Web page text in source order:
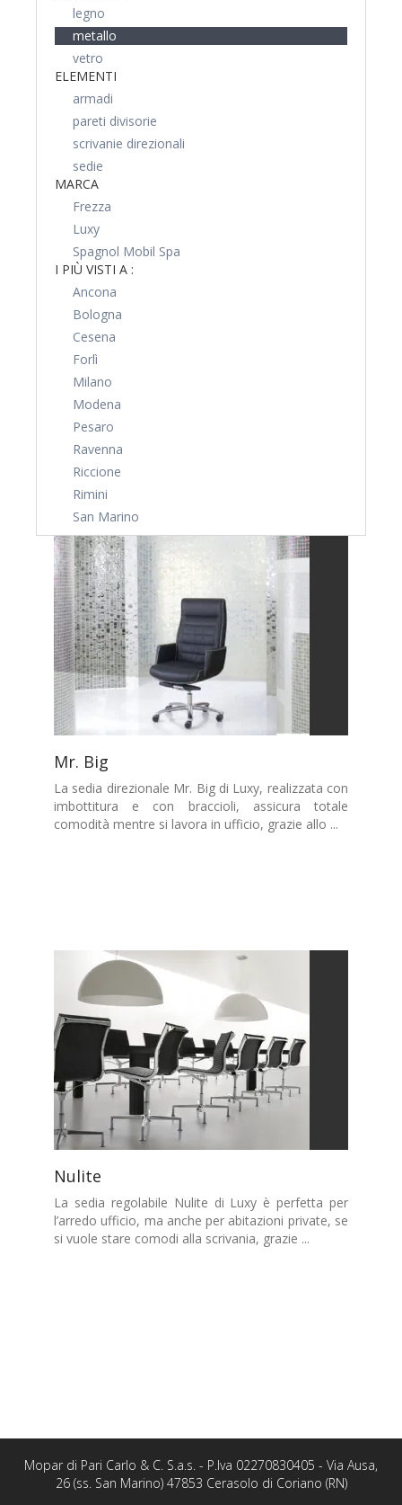
legno
metallo
vetro
ELEMENTI
armadi
pareti divisorie
scrivanie direzionali
sedie
MARCA
Frezza
Luxy
Spagnol Mobil Spa
I PIÙ VISTI A :
Ancona
Bologna
Cesena
Forlì
Milano
Modena
Pesaro
Ravenna
Riccione
Rimini
San Marino
Mr. Big
La sedia direzionale Mr. Big di Luxy, realizzata con
imbottitura e con braccioli, assicura totale
comodità mentre si lavora in ufficio, grazie allo ...
Nulite
La sedia regolabile Nulite di Luxy è perfetta per
l’arredo ufficio, ma anche per abitazioni private, se
si vuole stare comodi alla scrivania, grazie ...
Mopar di Pari Carlo & C. S.a.s. - P.Iva 02270830405 - Via Ausa,
26 (ss. San Marino) 47853 Cerasolo di Coriano (RN)